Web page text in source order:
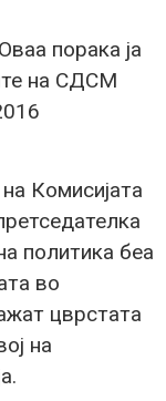
порака ја
на СДСМ
Комисијата
политика беа
во
цврстата
на